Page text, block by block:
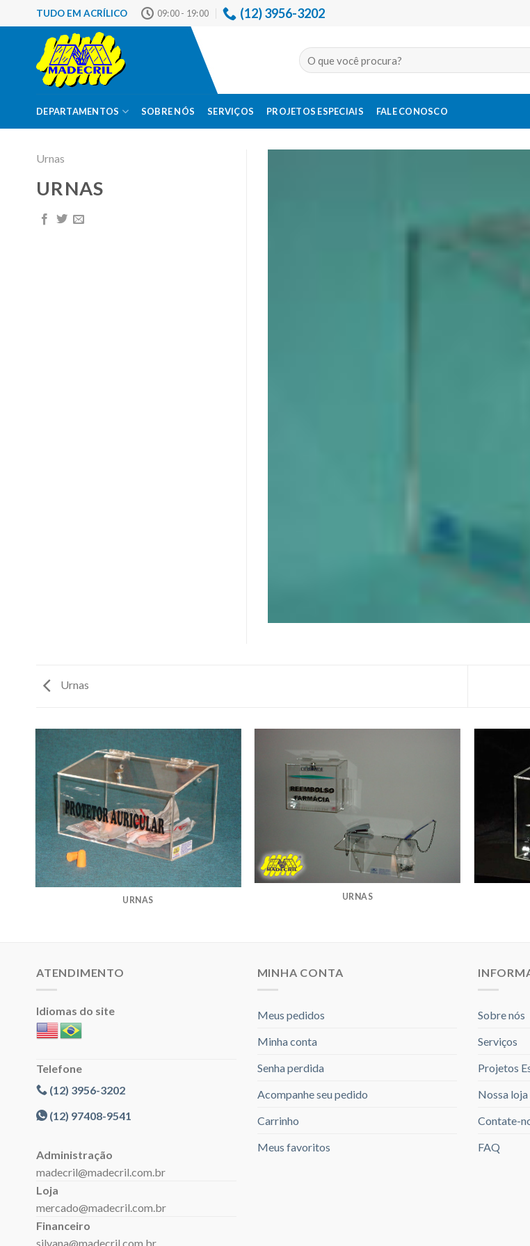
to
TUDO EM ACRÍLICO 09:00 - 19:00 (12) 3956-3202
Pesquisar
por:
DEPARTAMENTOS SOBRE NÓS SERVIÇOS PROJETOS ESPECIAIS FALE CONOSCO
Urnas
URNAS
Urnas
URNAS URNAS
ATENDIMENTO
Idiomas do site
Telefone
(12) 3956-3202
(12) 97408-9541
Administração
madecril@madecril.com.br
Loja
mercado@madecril.com.br
Financeiro
silvana@madecril.com.br
MINHA CONTA
Meus pedidos
Minha conta
Senha perdida
Acompanhe seu pedido
Carrinho
Meus favoritos
Sobre nós
Serviços
Projetos
Nossa loja
Contate-
FAQ